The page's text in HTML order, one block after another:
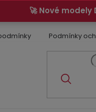
🚀 Nové modely
Podmínky